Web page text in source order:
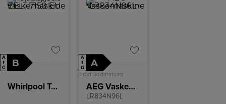
A
↑
G
B
Whirlpool Topbetjent vaskemaskine EELT 7150 EU
A
↑
G
A
Produktdatablad
AEG Vaskemaskine
LR834N96L